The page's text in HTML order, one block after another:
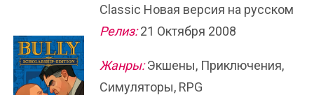
Classic Новая версия на русском
Релиз:21 Октября 2008
Жанры:Экшены, Приключения,
Симуляторы, RPG